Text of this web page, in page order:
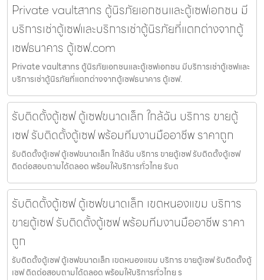
Private vaultสาทร ตู้นิรภัยเอกชนและตู้เซฟเอกชน มี
บริการเช่าตู้เซฟและบริการเช่าตู้นิรภัยที่แตกต่างจากตู้
เซฟธนาคาร ตู้เซฟ.com
Private vaultสาทร ตู้นิรภัยเอกชนและตู้เซฟเอกชน มีบริการเช่าตู้เซฟและ
บริการเช่าตู้นิรภัยที่แตกต่างจากตู้เซฟธนาคาร ตู้เซฟ.
รับติดตั้งตู้เซฟ ตู้เซฟขนาดเล็ก ใกล้ฉัน บริการ ขายตู้
เซฟ รับติดตั้งตู้เซฟ พร้อมทีมงานมืออาชีพ ราคาถูก
รับติดตั้งตู้เซฟ ตู้เซฟขนาดเล็ก ใกล้ฉัน บริการ ขายตู้เซฟ รับติดตั้งตู้เซฟ
ติดต่อสอบถามได้ตลอด พร้อมให้บริการทั่วไทย รับต
รับติดตั้งตู้เซฟ ตู้เซฟขนาดเล็ก เขตหนองแขม บริการ
ขายตู้เซฟ รับติดตั้งตู้เซฟ พร้อมทีมงานมืออาชีพ ราคา
ถูก
รับติดตั้งตู้เซฟ ตู้เซฟขนาดเล็ก เขตหนองแขม บริการ ขายตู้เซฟ รับติดตั้งตู้
เซฟ ติดต่อสอบถามได้ตลอด พร้อมให้บริการทั่วไทย ร